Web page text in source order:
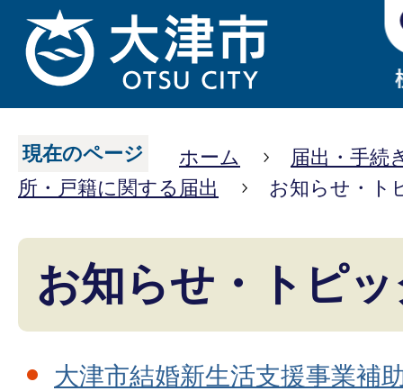
現在のページ ホーム
届出・手続
所・戸籍に関する届出
お知らせ・ト
お知らせ・トピ
大津市結婚新生活支援事業補